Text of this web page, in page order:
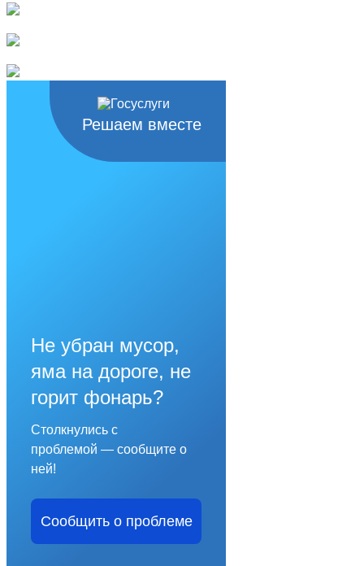
Решаем вместе
Не убран мусор,
яма на дороге, не
горит фонарь?
Столкнулись с
проблемой — сообщите о
ней!
Сообщить о проблеме